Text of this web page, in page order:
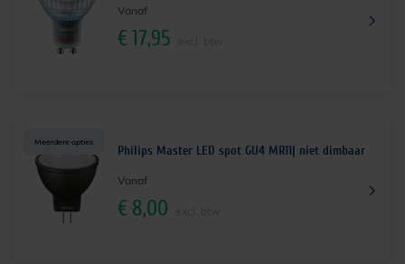
Vanaf
€17,95
Meerdere opties
Philips Master LED spot GU4 MR11| niet dimbaar
Vanaf
€ 8,00